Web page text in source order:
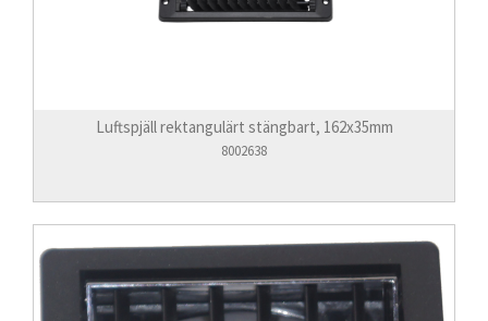
Luftspjäll rektangulärt stängbart, 162x35mm
8002638